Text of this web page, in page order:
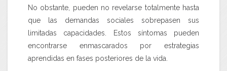
No obstante, pueden no revelarse totalmente hasta
que las demandas sociales sobrepasen sus
limitadas capacidades. Estos síntomas pueden
encontrarse enmascarados por estrategias
aprendidas en fases posteriores de la vida.